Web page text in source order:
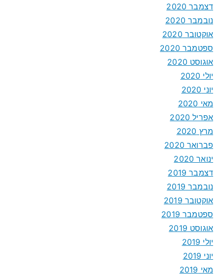
דצמבר 2020
נובמבר 2020
אוקטובר 2020
ספטמבר 2020
אוגוסט 2020
יולי 2020
יוני 2020
מאי 2020
אפריל 2020
מרץ 2020
פברואר 2020
ינואר 2020
דצמבר 2019
נובמבר 2019
אוקטובר 2019
ספטמבר 2019
אוגוסט 2019
יולי 2019
יוני 2019
מאי 2019